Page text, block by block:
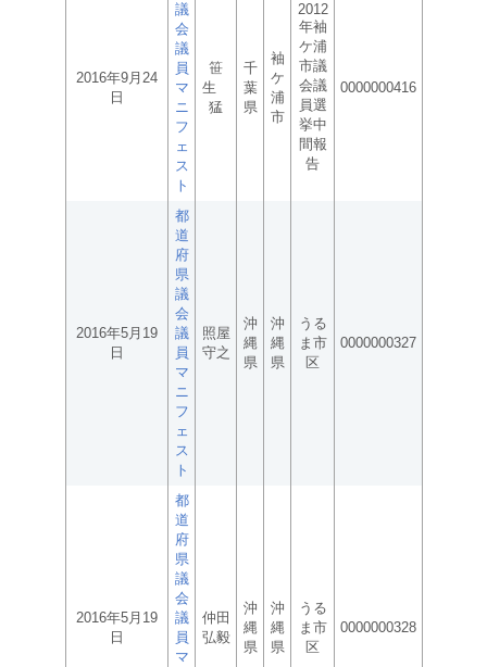
2016年9月24
日
議
会
議
員
マ
ニ
フ
ェ
ス
ト
笹
生
猛
千
葉
県
袖
ケ
浦
市
2012
年袖
ケ浦
市議
会議
員選
挙中
間報
告
0000000416
2016年5月19
日
都
道
府
県
議
会
議
員
マ
ニ
フ
ェ
ス
ト
照屋
守之
沖
縄
県
沖
縄
県
うる
ま市
区
0000000327
2016年5月19
日
都
道
府
県
議
会
議
員
マ
仲田
弘毅
沖
縄
県
沖
縄
県
うる
ま市
区
0000000328